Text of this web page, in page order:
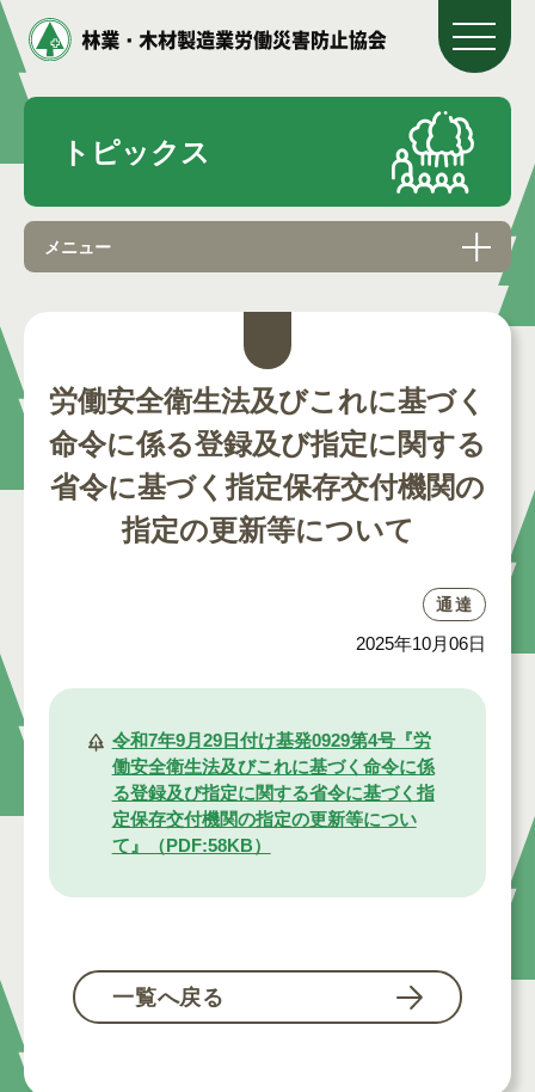
トピックス
メニュー
労働安全衛生法及びこれに基づく
命令に係る登録及び指定に関する
省令に基づく指定保存交付機関の
指定の更新等について
通達
2025年10月06日
令和7年9月29日付け基発0929第4号『労
働安全衛生法及びこれに基づく命令に係
る登録及び指定に関する省令に基づく指
定保存交付機関の指定の更新等につい
て』（PDF:58KB）
一覧へ戻る